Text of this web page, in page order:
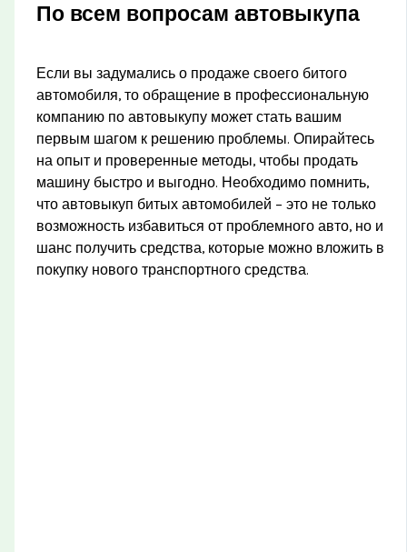
По всем вопросам автовыкупа
Если вы задумались о продаже своего битого
автомобиля, то обращение в профессиональную
компанию по автовыкупу может стать вашим
первым шагом к решению проблемы. Опирайтесь
на опыт и проверенные методы, чтобы продать
машину быстро и выгодно. Необходимо помнить,
что автовыкуп битых автомобилей – это не только
возможность избавиться от проблемного авто, но и
шанс получить средства, которые можно вложить в
покупку нового транспортного средства.